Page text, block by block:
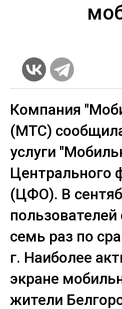
Компания
(МТС)
услуги
Центрального
(ЦФО). В
семь раз по
г. Наиболее
экране
жители